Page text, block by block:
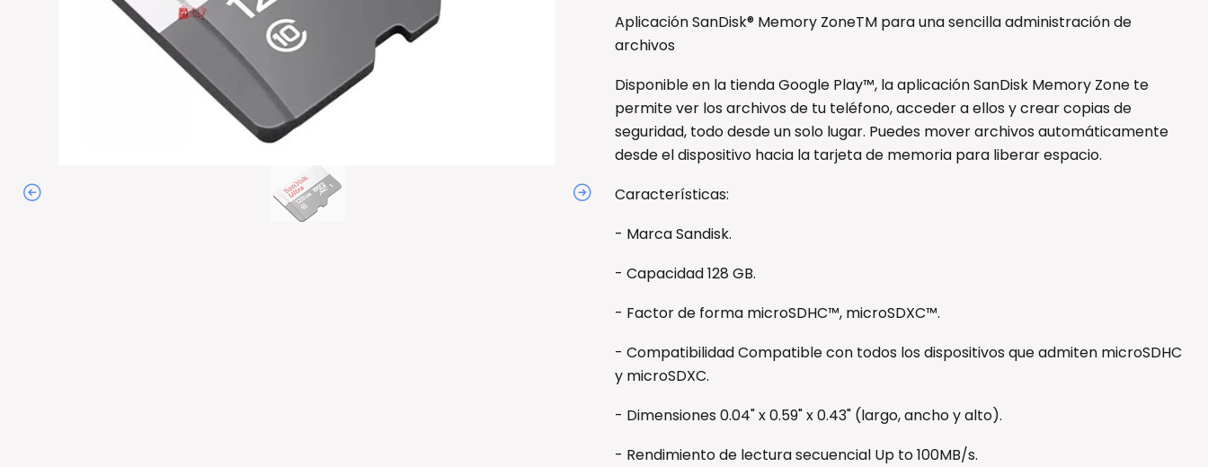
Aplicación SanDisk® Memory ZoneTM para una sencilla administración de
archivos
Disponible en la tienda Google Play™, la aplicación SanDisk Memory Zone te
permite ver los archivos de tu teléfono, acceder a ellos y crear copias de
seguridad, todo desde un solo lugar. Puedes mover archivos automáticamente
desde el dispositivo hacia la tarjeta de memoria para liberar espacio.
Características:
- Marca Sandisk.
- Capacidad 128 GB.
- Factor de forma microSDHC™, microSDXC™.
- Compatibilidad Compatible con todos los dispositivos que admiten microSDHC
y microSDXC.
- Dimensiones 0.04" x 0.59" x 0.43" (largo, ancho y alto).
- Rendimiento de lectura secuencial Up to 100MB/s.